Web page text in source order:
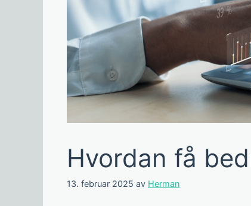
Hvordan få
13. februar 2025 av Herman